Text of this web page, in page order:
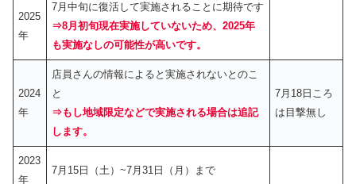
2025
年
7月中旬に復活して実施されることに期待です
⇒8月初旬現在実施していないため、2025年
も実施なしの可能性が高いです。
2024
年
店員さんの情報によると実施されないとのこ
と
⇒もし地域限定などで実施される場合は追記
します。
7月18日ころ
は目撃無し
2023
年
7月15日（土）~7月31日（月）まで